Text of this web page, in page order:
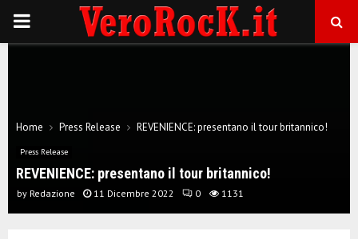
P
M
A
Home Press Release REVENIENCE: presentano il tour britannico!
Press Release
REVENIENCE: presentano il tour britannico!
by Redazione 11 Dicembre 2022 0 1131